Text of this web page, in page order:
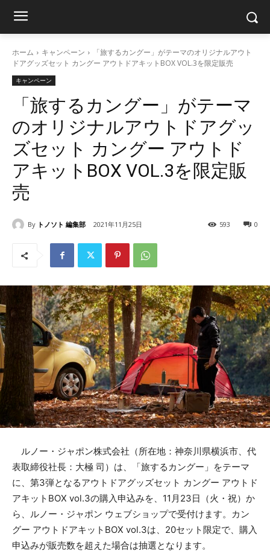
ホーム キャンペーン
「旅するカングー」がテーマのオリジナルアウト
ドアグッズセット カングー アウトドアキットBOX VOL.3を限定販売
キャンペーン
「旅するカングー」がテーマ
のオリジナルアウトドアグッ
ズセット カングー アウトド
アキットBOX VOL.3を限定販
売
By トノソト 編集部 2021年11月25日 0
593
ルノー・ジャポン株式会社（所在地：神奈川県横浜市、代
表取締役社長：大極 司）は、「旅するカングー」をテーマ
に、第3弾となるアウトドアグッズセット カングー アウトド
アキットBOX vol.3の購入申込みを、11月23日（火・祝）か
ら、ルノー・ジャポン ウェブショップで受付けます。カン
グー アウトドアキットBOX vol.3は、20セット限定で、購入
申込みが販売数を超えた場合は抽選となります。